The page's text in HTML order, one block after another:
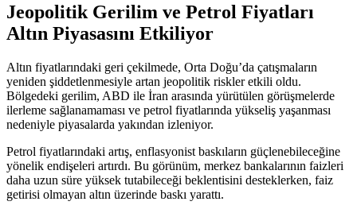
Jeopolitik Gerilim ve Petrol Fiyatları
Altın Piyasasını Etkiliyor
Altın fiyatlarındaki geri çekilmede, Orta Doğu’da çatışmaların
yeniden şiddetlenmesiyle artan jeopolitik riskler etkili oldu.
Bölgedeki gerilim, ABD ile İran arasında yürütülen görüşmelerde
ilerleme sağlanamaması ve petrol fiyatlarında yükseliş yaşanması
nedeniyle piyasalarda yakından izleniyor.
Petrol fiyatlarındaki artış, enflasyonist baskıların güçlenebileceğine
yönelik endişeleri artırdı. Bu görünüm, merkez bankalarının faizleri
daha uzun süre yüksek tutabileceği beklentisini desteklerken, faiz
getirisi olmayan altın üzerinde baskı yarattı.